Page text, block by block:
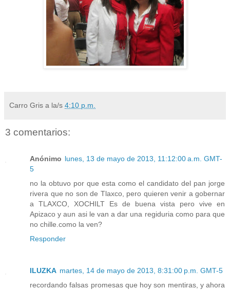
Carro Gris a la/s 4:10 p.m.
3 comentarios:
Anónimo lunes, 13 de mayo de 2013, 11:12:00 a.m. GMT-
5
no la obtuvo por que esta como el candidato del pan jorge
rivera que no son de Tlaxco, pero quieren venir a gobernar
a TLAXCO, XOCHILT Es de buena vista pero vive en
Apizaco y aun asi le van a dar una regiduria como para que
no chille.como la ven?
Responder
ILUZKA martes, 14 de mayo de 2013, 8:31:00 p.m. GMT-5
recordando falsas promesas que hoy son mentiras, y ahora